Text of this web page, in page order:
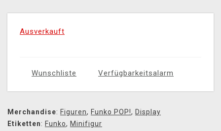
Ausverkauft
Wunschliste Verfügbarkeitsalarm
Merchandise: Figuren, Funko POP!, Display
Etiketten: Funko, Minifigur